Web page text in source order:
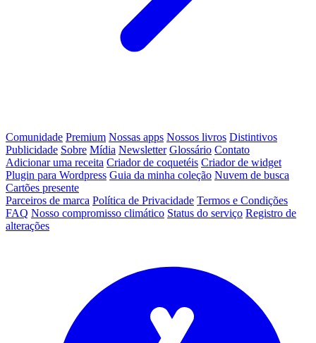
Comunidade Premium Nossas apps Nossos livros Distintivos
Publicidade Sobre Mídia Newsletter Glossário Contato
Adicionar uma receita Criador de coquetéis Criador de widget
Plugin para Wordpress Guia da minha coleção Nuvem de busca
Cartões presente
Parceiros de marca Política de Privacidade Termos e Condições
FAQ Nosso compromisso climático Status do serviço Registro de
alterações